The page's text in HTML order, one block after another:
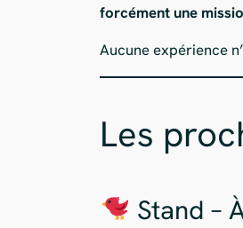
forcément une
Aucune expérience
Les
Stand –